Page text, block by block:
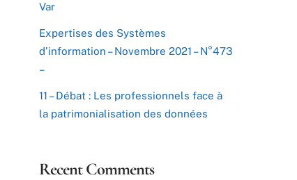
Var
Expertises des Systèmes
d’information – Novembre 2021 – N°473
–
11 – Débat : Les professionnels face à
la patrimonialisation des données
Recent Comments